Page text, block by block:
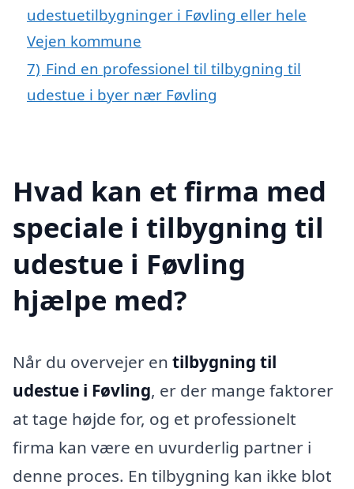
udestuetilbygninger i Føvling eller hele
Vejen kommune
7) Find en professionel til tilbygning til
udestue i byer nær Føvling
Hvad kan et firma med
speciale i tilbygning til
udestue i Føvling
hjælpe med?
Når du overvejer en tilbygning til
udestue i Føvling, er der mange faktorer
at tage højde for, og et professionelt
firma kan være en uvurderlig partner i
denne proces. En tilbygning kan ikke blot